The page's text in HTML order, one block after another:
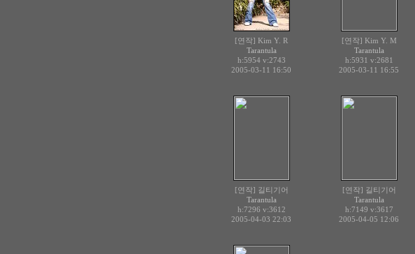
[연작] Kim Y. R
Tarantula
h:5954 v:2743
2005-03-11 16:50
[연작] Kim Y. M
Tarantula
h:5931 v:2681
2005-03-11 16:55
[연작] 길티기어
Tarantula
h:7296 v:3612
2005-04-03 22:03
[연작] 길티기어
Tarantula
h:7149 v:3617
2005-04-05 12:06